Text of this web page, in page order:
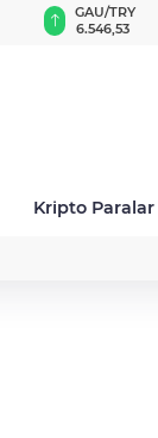
Paribas Cardif
GAU/TRY
6.546,53
Kripto Paralar